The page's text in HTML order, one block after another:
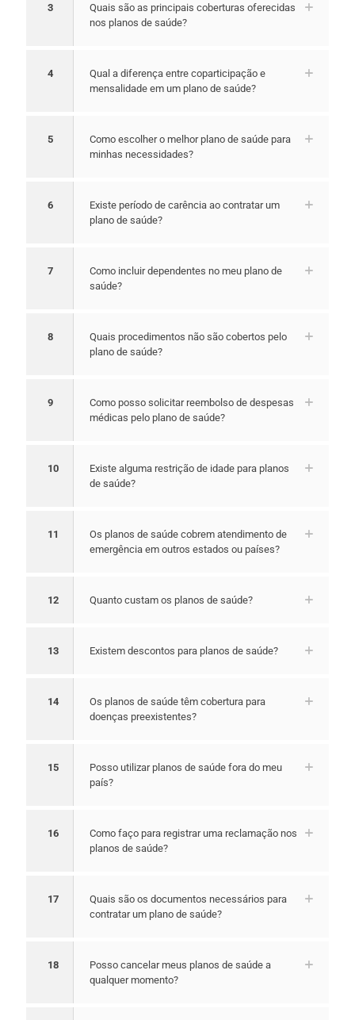
3
Quais são as principais coberturas oferecidas
nos planos de saúde?
4
Qual a diferença entre coparticipação e
mensalidade em um plano de saúde?
5
Como escolher o melhor plano de saúde para
minhas necessidades?
6
Existe período de carência ao contratar um
plano de saúde?
7
Como incluir dependentes no meu plano de
saúde?
8
Quais procedimentos não são cobertos pelo
plano de saúde?
9
Como posso solicitar reembolso de despesas
médicas pelo plano de saúde?
10
Existe alguma restrição de idade para planos
de saúde?
11
Os planos de saúde cobrem atendimento de
emergência em outros estados ou países?
12 Quanto custam os planos de saúde?
13 Existem descontos para planos de saúde?
14
Os planos de saúde têm cobertura para
doenças preexistentes?
15
Posso utilizar planos de saúde fora do meu
país?
16
Como faço para registrar uma reclamação nos
planos de saúde?
17
Quais são os documentos necessários para
contratar um plano de saúde?
18
Posso cancelar meus planos de saúde a
qualquer momento?